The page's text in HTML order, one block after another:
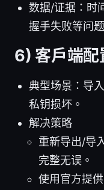
数据/证据：时
握手失败等问题
6) 客户端配
典型场景：导
私钥损坏。
解决策略
重新导出/导
完整无误。
使用官方提